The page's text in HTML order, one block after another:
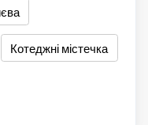
Котеджні містечка